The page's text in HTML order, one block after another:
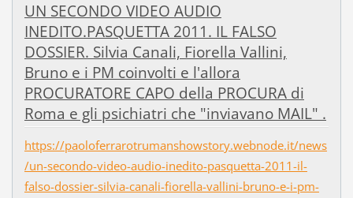
UN SECONDO VIDEO AUDIO
INEDITO.PASQUETTA 2011. IL FALSO
DOSSIER. Silvia Canali, Fiorella Vallini,
Bruno e i PM coinvolti e l'allora
PROCURATORE CAPO della PROCURA di
Roma e gli psichiatri che "inviavano MAIL" .
https://paoloferrarotrumanshowstory.webnode.it/news
/un-secondo-video-audio-inedito-pasquetta-2011-il-
falso-dossier-silvia-canali-fiorella-vallini-bruno-e-i-pm-